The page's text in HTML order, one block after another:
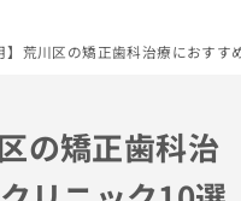
】荒川区の矯正歯科治療におす
の矯正歯科治